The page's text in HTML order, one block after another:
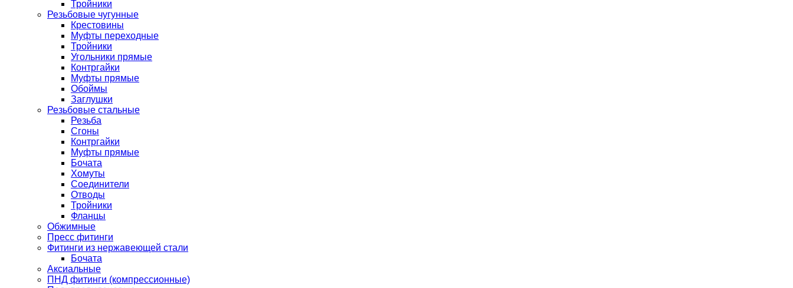
Тройники
Резьбовые чугунные
Крестовины
Муфты переходные
Тройники
Угольники прямые
Контргайки
Муфты прямые
Обоймы
Заглушки
Резьбовые стальные
Резьба
Сгоны
Контргайки
Муфты прямые
Бочата
Хомуты
Соединители
Отводы
Тройники
Фланцы
Обжимные
Пресс фитинги
Фитинги из нержавеющей стали
Бочата
Аксиальные
ПНД фитинги (компрессионные)